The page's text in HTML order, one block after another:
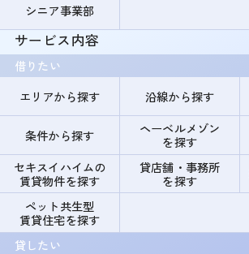
シニア事業部
サービス内容
借りたい
エリアから探す
沿線から探す
条件から探す
ヘーベルメゾン
を探す
セキスイハイムの
賃貸物件を探す
貸店舗・事務所
を探す
ペット共生型
賃貸住宅を探す
貸したい